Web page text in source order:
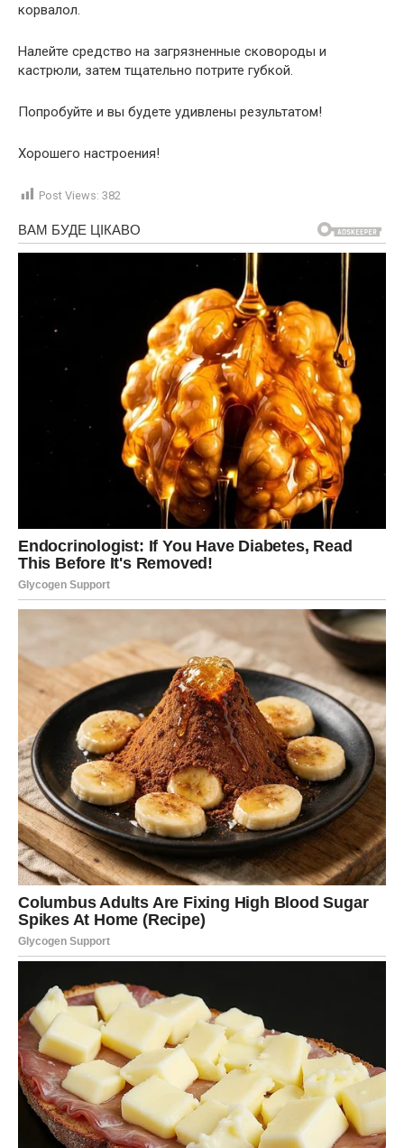
корвалол.
Налейте средство на загрязненные сковороды и
кастрюли, затем тщательно потрите губкой.
Попробуйте и вы будете удивлены результатом!
Хорошего настроения!
Post Views: 382